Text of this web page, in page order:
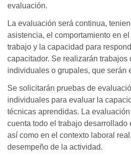
evaluación.
La evaluación será continua,
asistencia, el comportamiento en
trabajo y la capacidad para
capacitador. Se realizarán trabajos
individuales o grupales, que serán
Se solicitarán pruebas de
individuales para evaluar la
técnicas aprendidas. La
cuenta todo el trabajo desarrollado
así como en el contexto laboral
desempeño de la actividad.